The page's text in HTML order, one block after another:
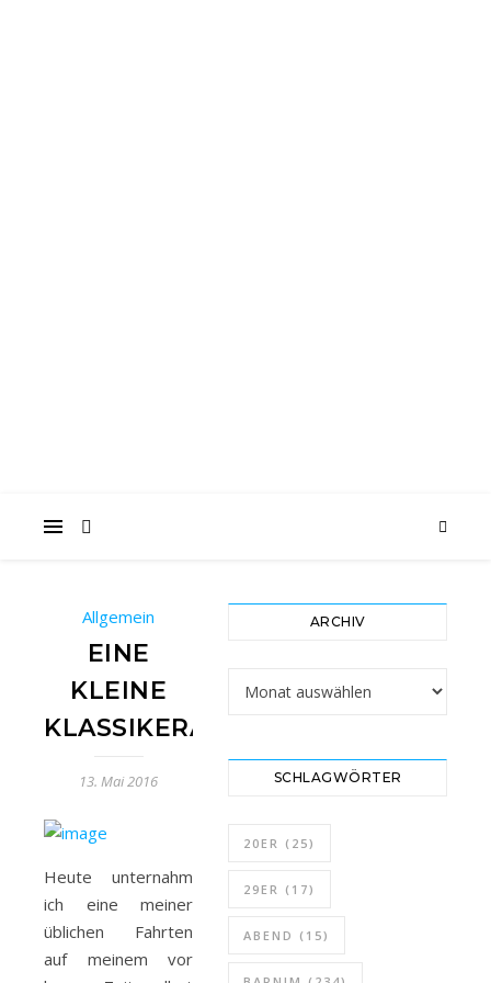
im
Gesicht
…
Allgemein
EINE
KLEINE
KLASSIKERAUSFAHRT
13. Mai 2016
Heute unternahm
ich eine meiner
üblichen Fahrten
auf meinem vor
ARCHIV
SCHLAGWÖRTER
20ER (25)
29ER (17)
ABEND (15)